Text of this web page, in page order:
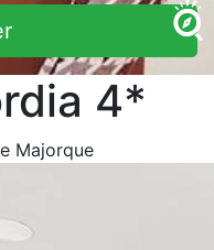
4*
Majorque